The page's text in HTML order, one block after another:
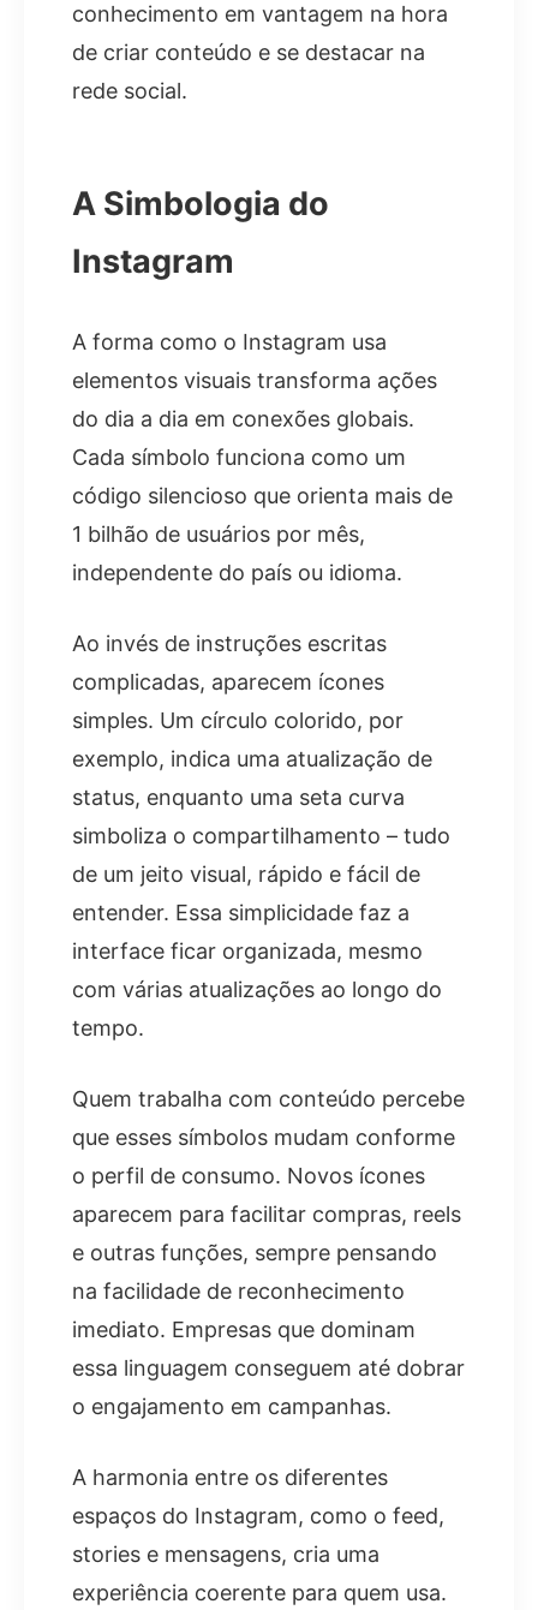
conhecimento em vantagem na hora
de criar conteúdo e se destacar na
rede social.
A Simbologia do
Instagram
A forma como o Instagram usa
elementos visuais transforma ações
do dia a dia em conexões globais.
Cada símbolo funciona como um
código silencioso que orienta mais de
1 bilhão de usuários por mês,
independente do país ou idioma.
Ao invés de instruções escritas
complicadas, aparecem ícones
simples. Um círculo colorido, por
exemplo, indica uma atualização de
status, enquanto uma seta curva
simboliza o compartilhamento – tudo
de um jeito visual, rápido e fácil de
entender. Essa simplicidade faz a
interface ficar organizada, mesmo
com várias atualizações ao longo do
tempo.
Quem trabalha com conteúdo percebe
que esses símbolos mudam conforme
o perfil de consumo. Novos ícones
aparecem para facilitar compras, reels
e outras funções, sempre pensando
na facilidade de reconhecimento
imediato. Empresas que dominam
essa linguagem conseguem até dobrar
o engajamento em campanhas.
A harmonia entre os diferentes
espaços do Instagram, como o feed,
stories e mensagens, cria uma
experiência coerente para quem usa.